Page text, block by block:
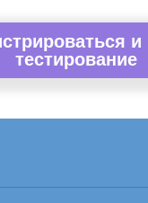
и
тестирование